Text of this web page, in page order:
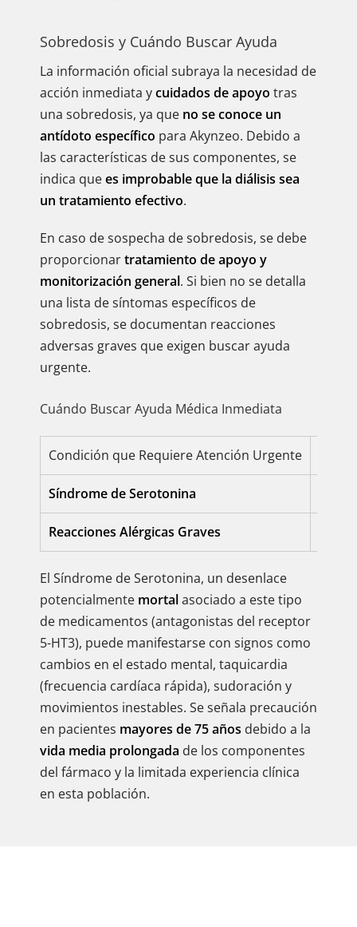
Sobredosis y Cuándo Buscar Ayuda
La información oficial subraya la necesidad de
acción inmediata ycuidados de apoyo tras
una sobredosis, ya que no se conoce un
antídoto específico para Akynzeo. Debido a
las características de sus componentes, se
indica quees improbable que la diálisis sea
un tratamiento efectivo.
En caso de sospecha de sobredosis, se debe
proporcionartratamiento de apoyo y
monitorización general. Si bien no se detalla
una lista de síntomas específicos de
sobredosis, se documentan reacciones
adversas graves que exigen buscar ayuda
urgente.
Cuándo Buscar Ayuda Médica Inmediata
Condición que Requiere Atención Urgente
Síndrome de Serotonina
Reacciones Alérgicas Graves
El Síndrome de Serotonina, un desenlace
potencialmente mortalasociado a este tipo
de medicamentos (antagonistas del receptor
5-HT3), puede manifestarse con signos como
cambios en el estado mental, taquicardia
(frecuencia cardíaca rápida), sudoración y
movimientos inestables. Se señala precaución
en pacientes mayores de 75 años debido a la
vida media prolongada de los componentes
del fármaco y la limitada experiencia clínica
en esta población.